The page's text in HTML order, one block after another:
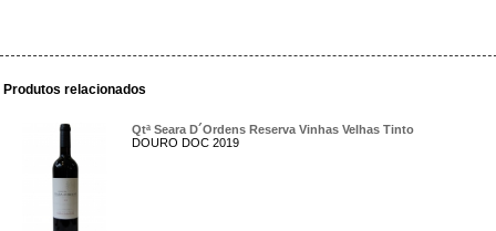
Produtos relacionados
Qtª Seara D´Ordens Reserva Vinhas Velhas Tinto
DOURO DOC 2019